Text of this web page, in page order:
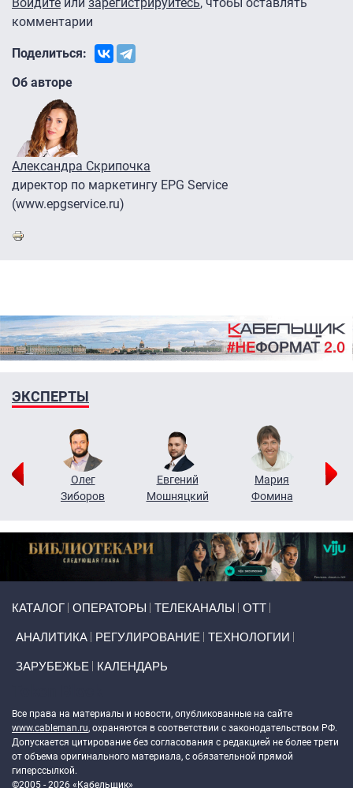
комментарии
Поделиться:
Об авторе
Александра Скрипочка
директор по маркетингу EPG Service
(www.epgservice.ru)
ЭКСПЕРТЫ
Олег
Зиборов
Евгений
Мошняцкий
Мария
Фомина
КАТАЛОГ ОПЕРАТОРЫ ТЕЛЕКАНАЛЫ ОТТ
АНАЛИТИКА РЕГУЛИРОВАНИЕ ТЕХНОЛОГИИ
ЗАРУБЕЖЬЕ КАЛЕНДАРЬ
Все права на материалы и новости, опубликованные на сайте
www.cableman.ru, охраняются в соответствии с законодательством РФ.
Допускается цитирование без согласования с редакцией не более трети
от объема оригинального материала, с обязательной прямой
гиперссылкой.
©2005 - 2026 «Кабельщик»